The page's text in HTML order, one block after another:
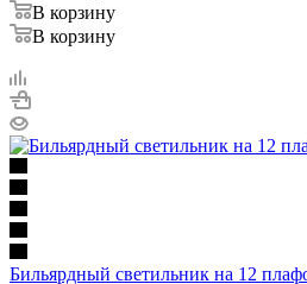
В корзину
В корзину
Бильярдный светильник на 12